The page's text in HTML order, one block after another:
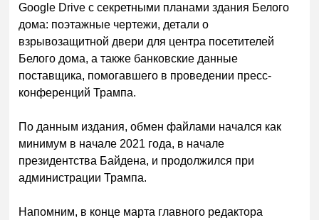
Google Drive с секретными планами здания Белого
дома: поэтажные чертежи, детали о
взрывозащитной двери для центра посетителей
Белого дома, а также банковские данные
поставщика, помогавшего в проведении пресс-
конференций Трампа.
По данным издания, обмен файлами начался как
минимум в начале 2021 года, в начале
президентства Байдена, и продолжился при
администрации Трампа.
Напомним, в конце марта главного редактора